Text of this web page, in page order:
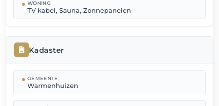
WONING
TV kabel, Sauna, Zonnepanelen
Kadaster
GEMEENTE
Warmenhuizen